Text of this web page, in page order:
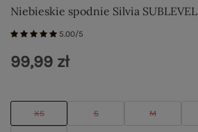
Niebieskie spodnie Silvia SUBLEVEL
5.00/5
XS S M
99,99 zł